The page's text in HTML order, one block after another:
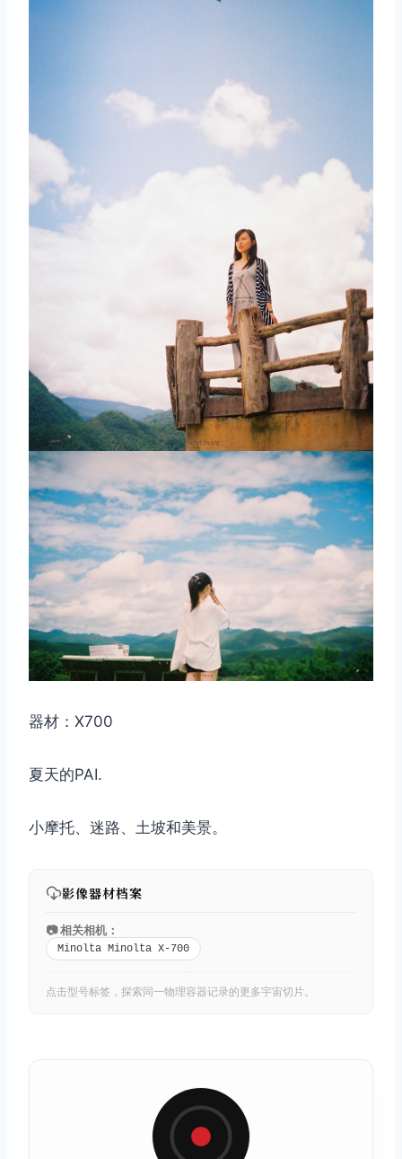
器材：X700
夏天的PAI.
小摩托、迷路、土坡和美景。
影像器材档案
📷 相关相机：
Minolta Minolta X-700
点击型号标签，探索同一物理容器记录的更多宇宙切片。